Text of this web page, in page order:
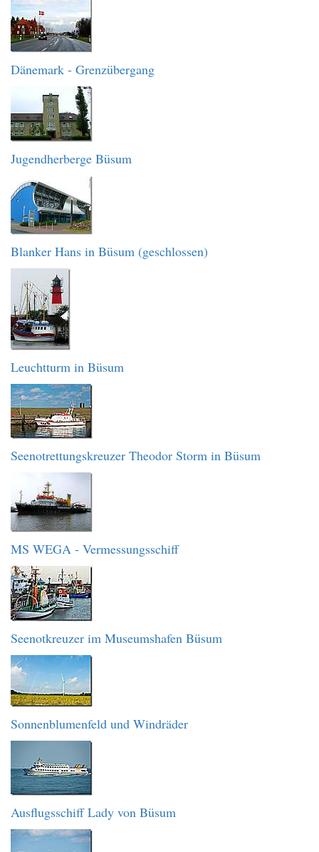
Dänemark - Grenzübergang
Jugendherberge Büsum
Blanker Hans in Büsum (geschlossen)
Leuchtturm in Büsum
Seenotrettungskreuzer Theodor Storm in Büsum
MS WEGA - Vermessungsschiff
Seenotkreuzer im Museumshafen Büsum
Sonnenblumenfeld und Windräder
Ausflugsschiff Lady von Büsum